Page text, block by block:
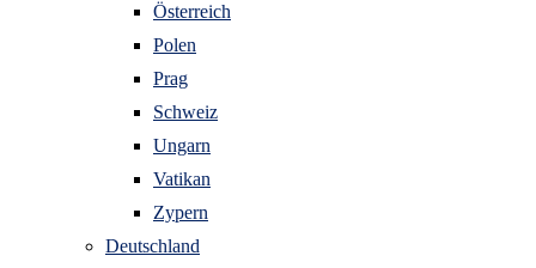
Österreich
Polen
Prag
Schweiz
Ungarn
Vatikan
Zypern
Deutschland